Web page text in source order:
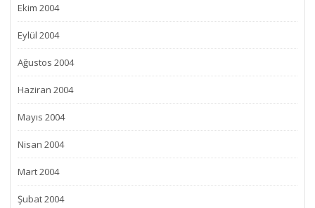
Ekim 2004
Eylül 2004
Ağustos 2004
Haziran 2004
Mayıs 2004
Nisan 2004
Mart 2004
Şubat 2004